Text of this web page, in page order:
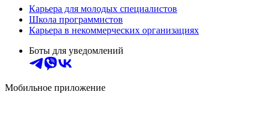
Карьера для молодых специалистов
Школа программистов
Карьера в некоммерческих организациях
Боты для уведомлений
Мобильное приложение